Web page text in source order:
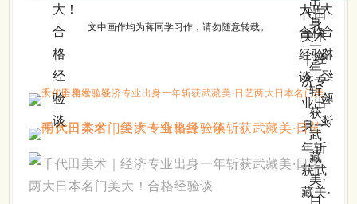
文中画作均为蒋同学习作，请勿随意转载。